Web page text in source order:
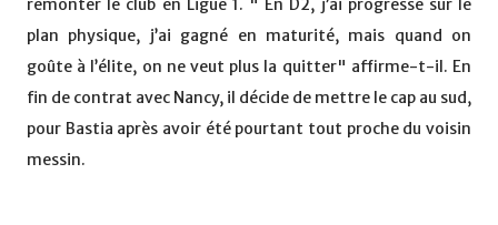
remonter le club en Ligue 1. " En D2, j’ai progressé sur le
plan physique, j’ai gagné en maturité, mais quand on
goûte à l’élite, on ne veut plus la quitter" affirme-t-il. En
fin de contrat avec Nancy, il décide de mettre le cap au sud,
pour Bastia après avoir été pourtant tout proche du voisin
messin.